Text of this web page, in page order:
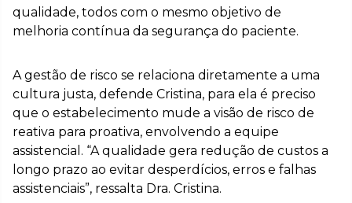
qualidade, todos com o mesmo objetivo de
melhoria contínua da segurança do paciente.
A gestão de risco se relaciona diretamente a uma
cultura justa, defende Cristina, para ela é preciso
que o estabelecimento mude a visão de risco de
reativa para proativa, envolvendo a equipe
assistencial. “A qualidade gera redução de custos a
longo prazo ao evitar desperdícios, erros e falhas
assistenciais”, ressalta Dra. Cristina.